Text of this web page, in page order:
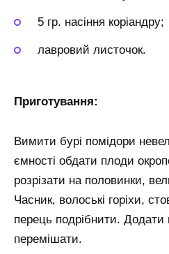
5 гр. насіння коріандру;
лавровий листочок.
Приготування:
Вимити бурі помідори
ємності обдати плоди
розрізати на половинки,
Часник, волоські горіхи,
перець подрібнити. Додати
перемішати.